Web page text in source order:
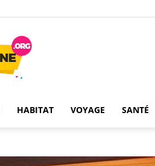
HABITAT VOYAGE SANTÉ